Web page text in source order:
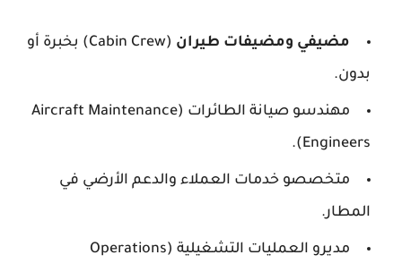
مضيفي ومضيفات طيران
(Cabin Crew) بخبرة أو
بدون.
مهندسو صيانة الطائرات (Aircraft Maintenance
Engineers).
متخصصو خدمات العملاء والدعم الأرضي في
المطار.
مديرو العمليات التشغيلية (Operations